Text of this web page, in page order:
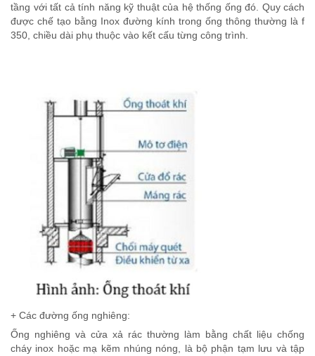
tầng với tất cả tính năng kỹ thuật của hệ thống ống đó. Quy cách
được chế tạo bằng Inox đường kính trong ống thông thường là f
350, chiều dài phụ thuộc vào kết cấu từng công trình.
+ Các đường ống nghiêng:
Ống nghiêng và cửa xả rác thường làm bằng chất liệu chống
cháy inox hoặc mạ kẽm nhúng nóng, là bộ phận tạm lưu và tập